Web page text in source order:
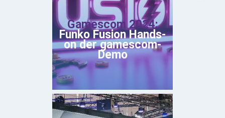
Gamescom 2024:
Funko Fusion Hands-
on der gamescom-
Demo